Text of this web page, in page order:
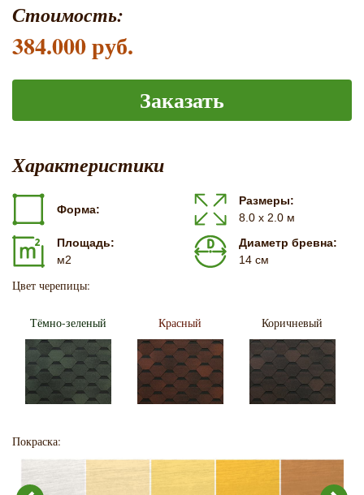
Стоимость:
384.000 руб.
Заказать
Характеристики
Форма:
Размеры:
8.0 х 2.0 м
Площадь:
м2
Диаметр бревна:
14 см
Цвет черепицы:
Тёмно-зеленый Красный Коричневый
Покраска: